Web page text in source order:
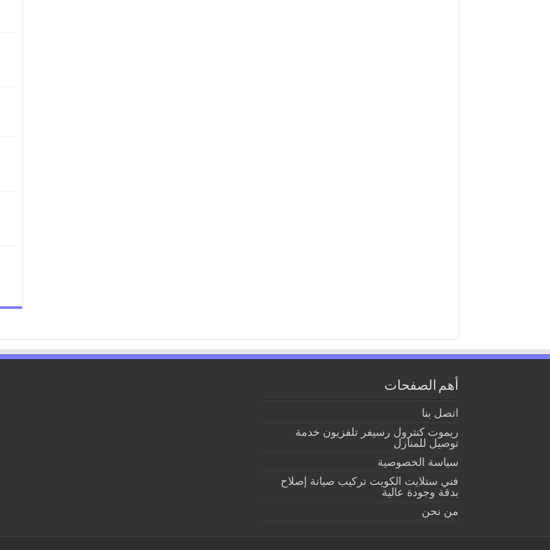
أهم الصفحات
اتصل بنا
ريموت كنترول رسيفر تلفزيون خدمة
توصيل للمنازل
سياسة الخصوصية
فني ستلايت الكويت تركيب صيانة إصلاح
بدقة وجودة عالية
من نحن